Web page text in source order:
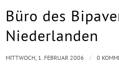
Büro des
Niederlanden
MITTWOCH, 1. FEBRUAR 2006 / 0